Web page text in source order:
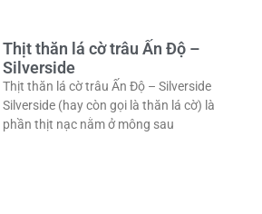
Thịt thăn lá cờ trâu Ấn Độ –
Silverside
Thịt thăn lá cờ trâu Ấn Độ – Silverside
Silverside (hay còn gọi là thăn lá cờ) là
phần thịt nạc nằm ở mông sau